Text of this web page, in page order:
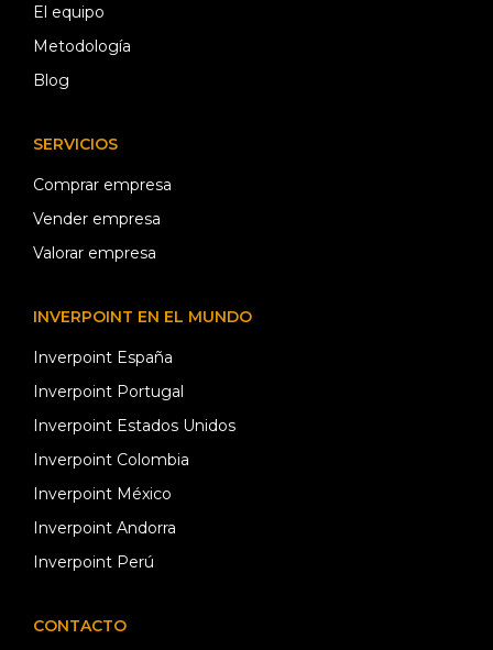
El equipo
Metodología
Blog
SERVICIOS
Comprar empresa
Vender empresa
Valorar empresa
INVERPOINT EN EL MUNDO
Inverpoint España
Inverpoint Portugal
Inverpoint Estados Unidos
Inverpoint Colombia
Inverpoint México
Inverpoint Andorra
Inverpoint Perú
CONTACTO